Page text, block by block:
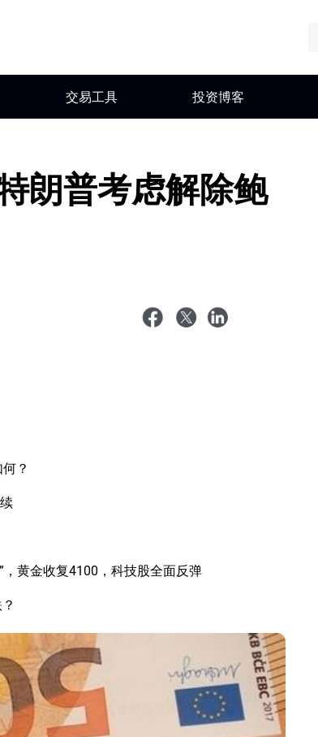
交易工具 投资博客
朗普考虑解除鲍
？
，黄金收复4100，科技股全面反弹